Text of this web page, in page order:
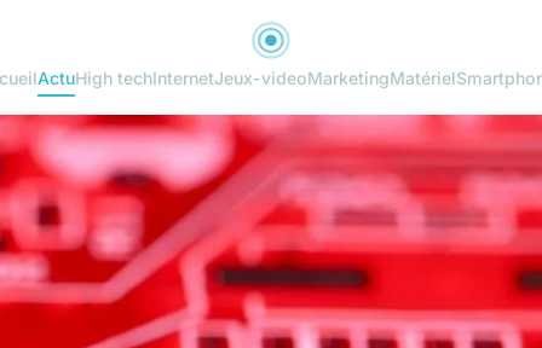
ActuHigh techInternetJeux-videoMarketingMatériel